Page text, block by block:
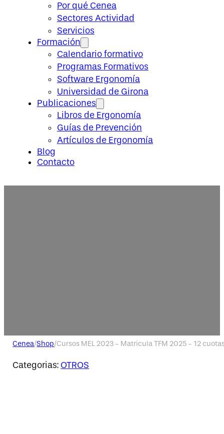
Por qué Cenea
Sectores Actividad
Servicios
Formación
Calendario formativo
Programas Formativos
Software Ergonomía
Universidad de Girona
Publicaciones
Libros de Ergonomía
Guías de Prevención
Artículos de Ergonomía
Blog
Contacto
Cenea/Shop/Cursos MEL 2023 - Matricula TFM 2025 - 12
Categorias: OTROS